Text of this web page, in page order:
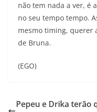
não tem nada a ver, é
no seu tempo tempo.
mesmo timing, querer
de Bruna.
(EGO)
Pepeu e Drika terão